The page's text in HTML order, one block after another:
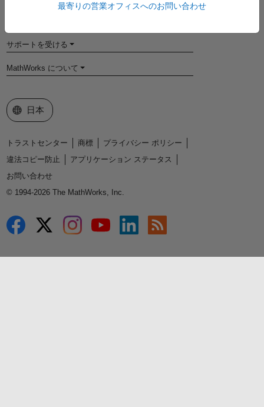
最寄りの営業オフィスへのお問い合わせ
サポートを受ける
MathWorks について
Web サイトの選択
日本
トラストセンター 商標
プライバシー ポリシー
違法コピー防止
アプリケーション ステータス
お問い合わせ
© 1994-2026 The MathWorks, Inc.